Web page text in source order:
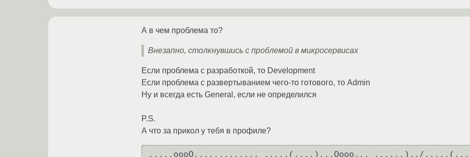
А в чем проблема то?
Внезапно, столкнувшись с проблемой в микросервисах
Если проблема с разработкой, то Development
Если проблема с развертыванием чего-то готового, то Admin
Ну и всегда есть General, если не определился
P.S.
А что за прикол у тебя в профиле?
.....oooO............. .....(....)...Oooo... ......)../